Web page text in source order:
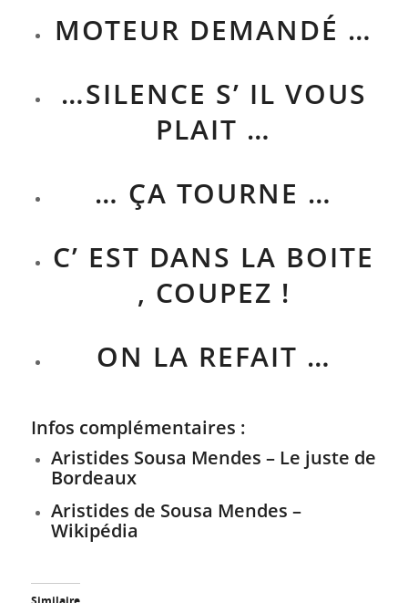
MOTEUR DEMANDÉ …
…SILENCE S’ IL VOUS
PLAIT …
… ÇA TOURNE …
C’ EST DANS LA BOITE
, COUPEZ !
ON LA REFAIT …
Infos complémentaires :
Aristides Sousa Mendes – Le juste de
Bordeaux
Aristides de Sousa Mendes –
Wikipédia